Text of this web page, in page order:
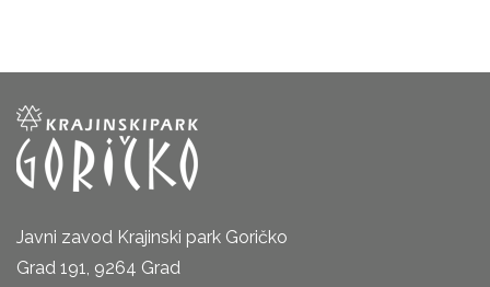
Javni zavod Krajinski park Goričko
Grad 191, 9264 Grad